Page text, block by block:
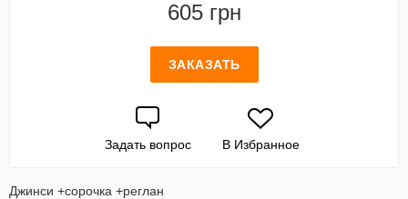
605 грн
ЗАКАЗАТЬ
Задать вопрос В Избранное
Джинси +сорочка +реглан